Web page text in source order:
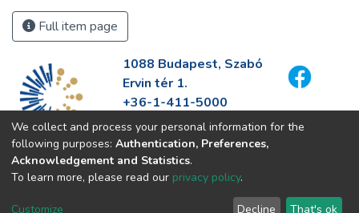
Full item page
1088 Budapest, Szabó
Ervin tér 1.
+36-1-411-5000
info@fszek.hu
https://fszek.hu
We collect and process your personal information for the
following purposes: Authentication, Preferences,
Acknowledgement and Statistics.
To learn more, please read our privacy policy.
Customize Decline That's ok